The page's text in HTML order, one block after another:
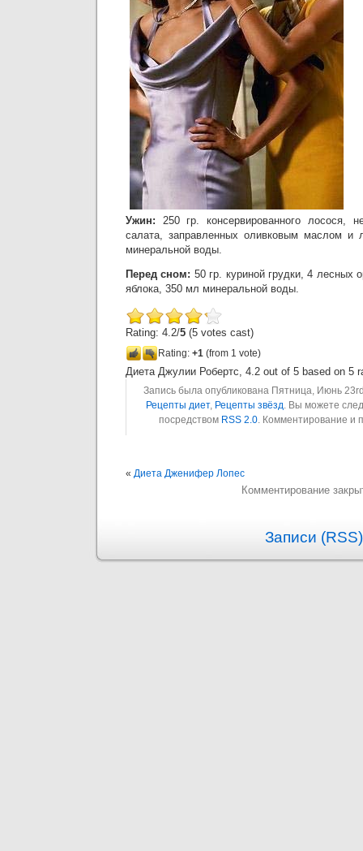
Ужин: 250 гр. консервированного лосося,
салата, заправленных оливковым маслом
минеральной воды.
Перед сном: 50 гр. куриной грудки, 4 лесных
яблока, 350 мл минеральной воды.
Rating: 4.2/5 (5 votes cast)
Rating: +1 (from 1 vote)
Диета Джулии Робертс, 4.2 out of 5 based on 5
Запись была опубликована Пятница, Июнь
Рецепты диет, Рецепты звёзд. Вы можете
посредством RSS 2.0. Комментирование и
« Диета Дженифер Лопес
Комментирование
Записи (RSS)